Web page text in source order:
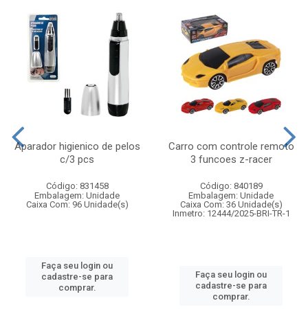
Aparador higienico de pelos
c/3 pcs
Código: 831458
Embalagem: Unidade
Caixa Com: 96 Unidade(s)
Faça seu login ou
cadastre-se para
comprar.
Carro com controle remoto
3 funcoes z-racer
Código: 840189
Embalagem: Unidade
Caixa Com: 36 Unidade(s)
Inmetro: 12444/2025-BRI-TR-1
Faça seu login ou
cadastre-se para
comprar.